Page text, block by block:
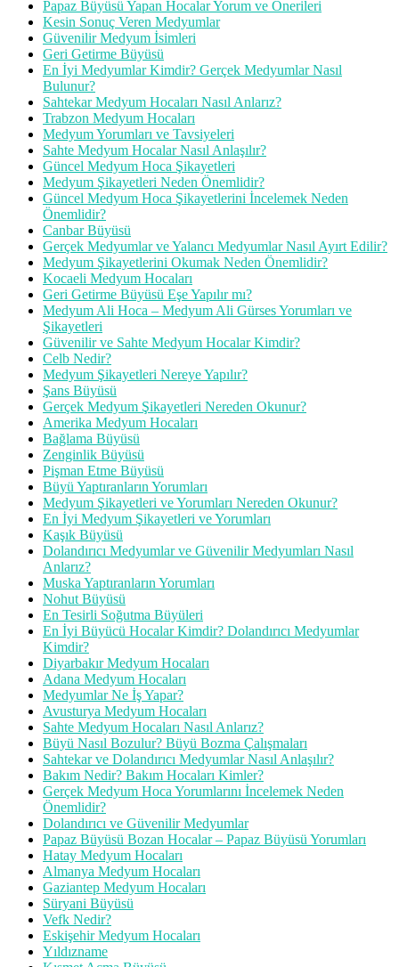
Papaz Büyüsü Yapan Hocalar Yorum ve Önerileri
Kesin Sonuç Veren Medyumlar
Güvenilir Medyum İsimleri
Geri Getirme Büyüsü
En İyi Medyumlar Kimdir? Gerçek Medyumlar Nasıl
Bulunur?
Sahtekar Medyum Hocaları Nasıl Anlarız?
Trabzon Medyum Hocaları
Medyum Yorumları ve Tavsiyeleri
Sahte Medyum Hocalar Nasıl Anlaşılır?
Güncel Medyum Hoca Şikayetleri
Medyum Şikayetleri Neden Önemlidir?
Güncel Medyum Hoca Şikayetlerini İncelemek Neden
Önemlidir?
Canbar Büyüsü
Gerçek Medyumlar ve Yalancı Medyumlar Nasıl Ayırt Edilir?
Medyum Şikayetlerini Okumak Neden Önemlidir?
Kocaeli Medyum Hocaları
Geri Getirme Büyüsü Eşe Yapılır mı?
Medyum Ali Hoca – Medyum Ali Gürses Yorumları ve
Şikayetleri
Güvenilir ve Sahte Medyum Hocalar Kimdir?
Celb Nedir?
Medyum Şikayetleri Nereye Yapılır?
Şans Büyüsü
Gerçek Medyum Şikayetleri Nereden Okunur?
Amerika Medyum Hocaları
Bağlama Büyüsü
Zenginlik Büyüsü
Pişman Etme Büyüsü
Büyü Yaptıranların Yorumları
Medyum Şikayetleri ve Yorumları Nereden Okunur?
En İyi Medyum Şikayetleri ve Yorumları
Kaşık Büyüsü
Dolandırıcı Medyumlar ve Güvenilir Medyumları Nasıl
Anlarız?
Muska Yaptıranların Yorumları
Nohut Büyüsü
En Tesirli Soğutma Büyüleri
En İyi Büyücü Hocalar Kimdir? Dolandırıcı Medyumlar
Kimdir?
Diyarbakır Medyum Hocaları
Adana Medyum Hocaları
Medyumlar Ne İş Yapar?
Avusturya Medyum Hocaları
Sahte Medyum Hocaları Nasıl Anlarız?
Büyü Nasıl Bozulur? Büyü Bozma Çalışmaları
Sahtekar ve Dolandırıcı Medyumlar Nasıl Anlaşılır?
Bakım Nedir? Bakım Hocaları Kimler?
Gerçek Medyum Hoca Yorumlarını İncelemek Neden
Önemlidir?
Dolandırıcı ve Güvenilir Medyumlar
Papaz Büyüsü Bozan Hocalar – Papaz Büyüsü Yorumları
Hatay Medyum Hocaları
Almanya Medyum Hocaları
Gaziantep Medyum Hocaları
Süryani Büyüsü
Vefk Nedir?
Eskişehir Medyum Hocaları
Yıldızname